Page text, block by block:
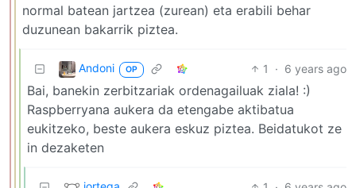
normal batean jartzea (zurean) eta erabili behar
duzunean bakarrik piztea.
Andoni OP 1 · 6 years ago
Bai, banekin zerbitzariak ordenagailuak ziala! :)
Raspberryana aukera da etengabe aktibatua
eukitzeko, beste aukera eskuz piztea. Beidatukot ze
in dezaketen